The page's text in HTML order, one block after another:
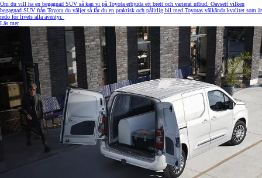
Om du vill ha en begagnad SUV så kan vi på Toyota erbjuda ett brett och varierat utbud. Oavsett vilken
begagnad SUV från Toyota du väljer så får du en praktisk och pålitlig bil med Toyotas välkända kvalitet som är
redo för livets alla äventyr.
Läs mer